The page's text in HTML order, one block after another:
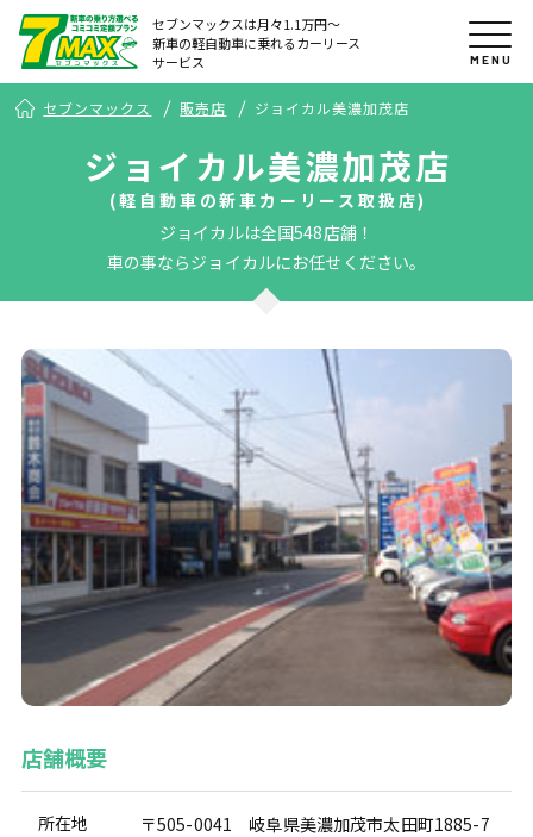
セブンマックスは月々1.1万円〜
新車の軽自動車に乗れるカーリース
サービス
MENU
セブンマックス 販売店 ジョイカル美濃加茂店
ジョイカル美濃加茂店
(軽自動車の新車カーリース取扱店)
ジョイカルは全国548店舗！
車の事ならジョイカルにお任せください。
店舗概要
所在地 〒505-0041 岐阜県美濃加茂市太田町1885-7